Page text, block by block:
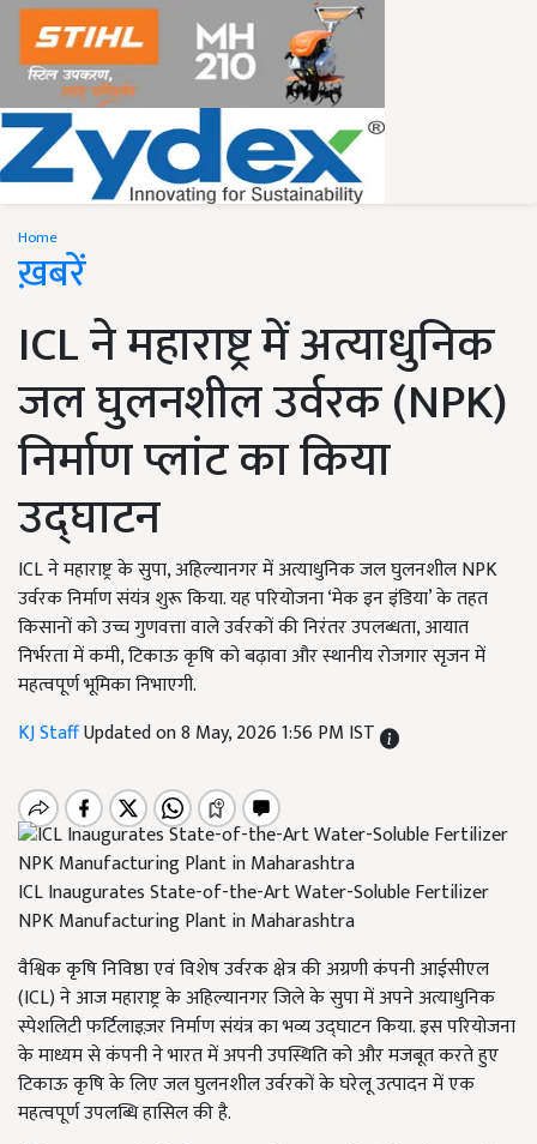
Home
ख़बरें
ICL ने महाराष्ट्र में अत्याधुनिक
जल घुलनशील उर्वरक (NPK)
निर्माण प्लांट का किया
उद्घाटन
ICL ने महाराष्ट्र के सुपा, अहिल्यानगर में अत्याधुनिक जल घुलनशील NPK
उर्वरक निर्माण संयंत्र शुरू किया. यह परियोजना ‘मेक इन इंडिया’ के तहत
किसानों को उच्च गुणवत्ता वाले उर्वरकों की निरंतर उपलब्धता, आयात
निर्भरता में कमी, टिकाऊ कृषि को बढ़ावा और स्थानीय रोजगार सृजन में
महत्वपूर्ण भूमिका निभाएगी.
KJ StaffUpdated on 8 May, 2026 1:56 PM IST
ICL Inaugurates State-of-the-Art Water-Soluble Fertilizer
NPK Manufacturing Plant in Maharashtra
वैश्विक कृषि निविष्ठा एवं विशेष उर्वरक क्षेत्र की अग्रणी कंपनी आईसीएल
(ICL) ने आज महाराष्ट्र के अहिल्यानगर जिले के सुपा में अपने अत्याधुनिक
स्पेशलिटी फर्टिलाइज़र निर्माण संयंत्र का भव्य उद्घाटन किया. इस परियोजना
के माध्यम से कंपनी ने भारत में अपनी उपस्थिति को और मजबूत करते हुए
टिकाऊ कृषि के लिए जल घुलनशील उर्वरकों के घरेलू उत्पादन में एक
महत्वपूर्ण उपलब्धि हासिल की है.